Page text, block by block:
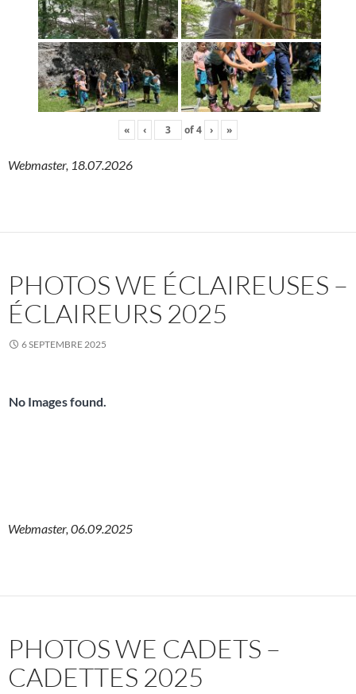
« ‹ of4 › »
Webmaster, 18.07.2026
PHOTOS WE ÉCLAIREUSES –
ÉCLAIREURS 2025
6 SEPTEMBRE 2025
No Images found.
Webmaster, 06.09.2025
PHOTOS WE CADETS –
CADETTES 2025